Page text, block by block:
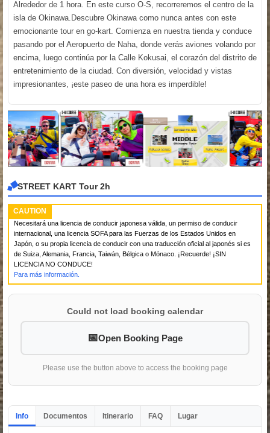
Alrededor de 1 hora. En este curso O-S, recorreremos el centro de la
isla de Okinawa.Descubre Okinawa como nunca antes con este
emocionante tour en go-kart. Comienza en nuestra tienda y conduce
pasando por el Aeropuerto de Naha, donde verás aviones volando por
encima, luego continúa por la Calle Kokusai, el corazón del distrito de
entretenimiento de la ciudad. Con diversión, velocidad y vistas
impresionantes, ¡este paseo de una hora es imperdible!
STREET KART Tour 2h
CAUTION
Necesitará una licencia de conducir japonesa válida, un permiso de conducir
internacional, una licencia SOFA para las Fuerzas de los Estados Unidos en
Japón, o su propia licencia de conducir con una traducción oficial al japonés si es
de Suiza, Alemania, Francia, Taiwán, Bélgica o Mónaco. ¡Recuerde! ¡SIN
LICENCIA NO CONDUCE!
Para más información.
Could not load booking calendar
Open Booking Page
Please use the button above to access the booking page
Info Documentos Itinerario FAQ Lugar